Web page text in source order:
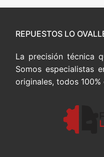
REPUESTOS LO
La precisión técnica
Somos especialistas
originales, todos